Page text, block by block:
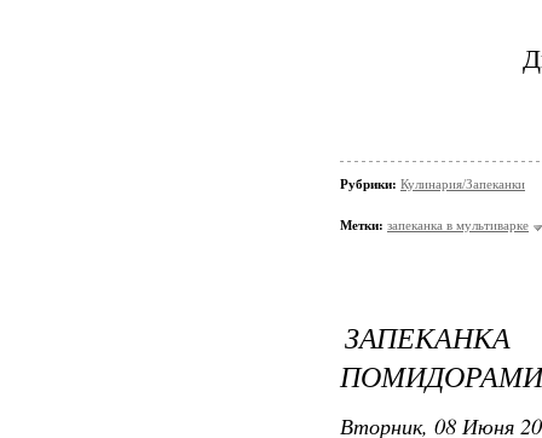
Рубрики: Кулинария/Запеканки
Метки: запеканка в мультиварке
ПОМИДОРАМИ
Вторник, 08 Июня